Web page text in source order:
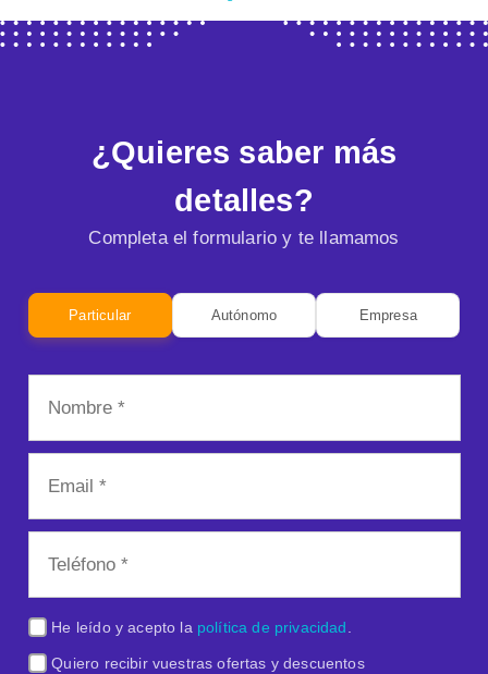
¿Quieres saber más
detalles?
Completa el formulario y te llamamos
Particular Autónomo Empresa
He leído y acepto la política de privacidad
Quiero recibir vuestras ofertas y descuentos